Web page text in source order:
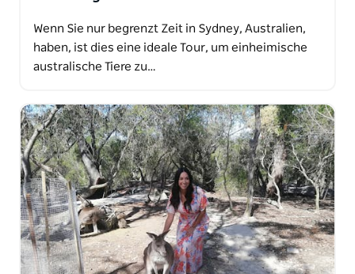
Wenn Sie nur begrenzt Zeit in Sydney, Australien,
haben, ist dies eine ideale Tour, um einheimische
australische Tiere zu…